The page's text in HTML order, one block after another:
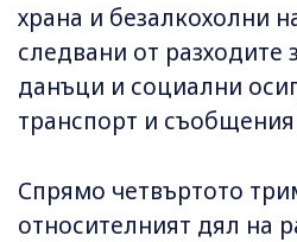
храна и безалкохолни
следвани от разходите
данъци и социални
транспорт и съобщения
Спрямо четвъртото
относителният дял на